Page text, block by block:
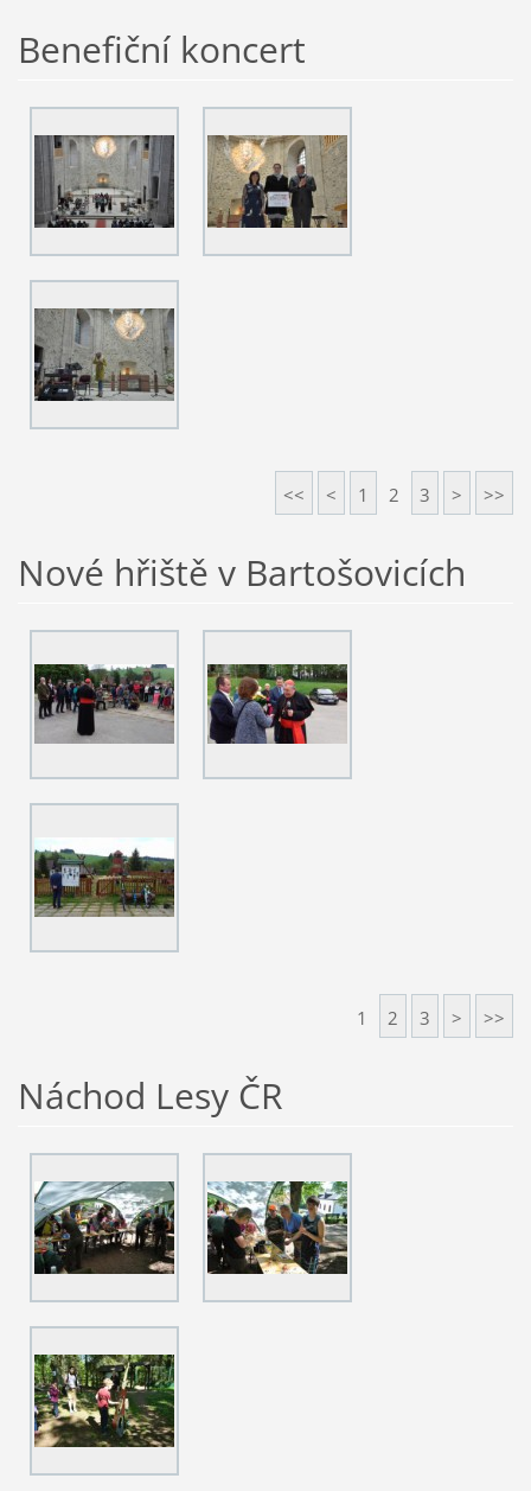
Benefiční koncert
<< < 1 2 3 > >>
Nové hřiště v Bartošovicích
1 2 3 > >>
Náchod Lesy ČR